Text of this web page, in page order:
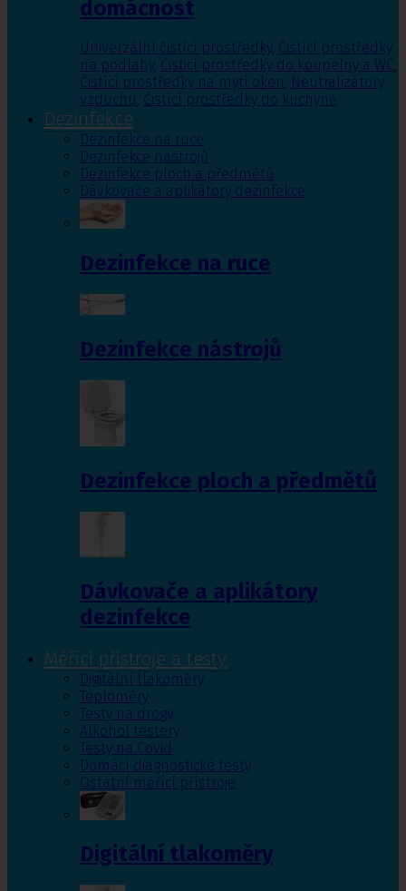
domácnost
Univerzální čistící prostředky, Čistící prostředky
na podlahy, Čisticí prostředky do koupelny a WC,
Čistící prostředky na mytí oken, Neutralizátory
vzduchu, Čistící prostředky do kuchyně
Dezinfekce
Dezinfekce na ruce
Dezinfekce nástrojů
Dezinfekce ploch a předmětů
Dávkovače a aplikátory dezinfekce
Dezinfekce na ruce
Dezinfekce nástrojů
Dezinfekce ploch a předmětů
Dávkovače a aplikátory
dezinfekce
Měřící přístroje a testy
Digitální tlakoměry
Teploměry
Testy na drogy
Alkohol testery
Testy na Covid
Domácí diagnostické testy
Ostatní měřící přístroje
Digitální tlakoměry